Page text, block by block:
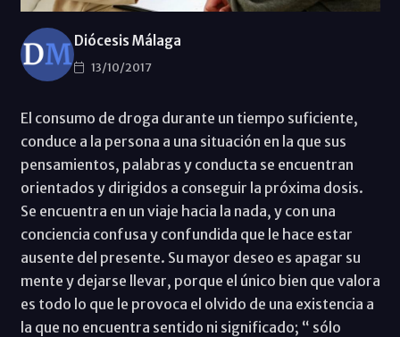
Diócesis Málaga
13/10/2017
El consumo de droga durante un tiempo suficiente,
conduce a la persona a una situación en la que sus
pensamientos, palabras y conducta se encuentran
orientados y dirigidos a conseguir la próxima dosis.
Se encuentra en un viaje hacia la nada, y con una
conciencia confusa y confundida que le hace estar
ausente del presente. Su mayor deseo es apagar su
mente y dejarse llevar, porque el único bien que valora
es todo lo que le provoca el olvido de una existencia a
la que no encuentra sentido ni significado; “ sólo